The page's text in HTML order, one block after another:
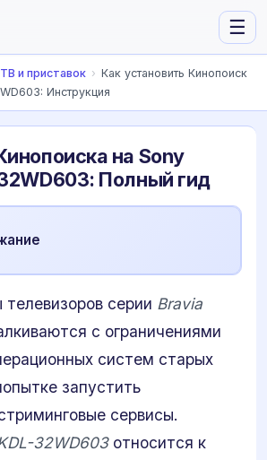
☰
и приставок › Как установить Кинопоиск
Инструкция
на Sony
Полный гид
серии Bravia
с ограничениями
систем старых
запустить
сервисы.
32WD603относится к